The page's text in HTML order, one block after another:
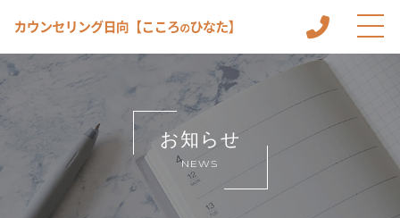
ホーム
こころのひなたについて
メニュー
カウンセリングルーム
カウンセリングの流れ
お知らせ
NEWS